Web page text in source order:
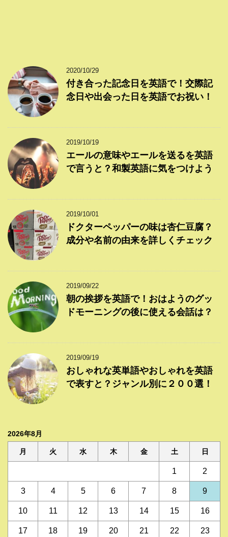
2020/10/29
付き合った記念日を英語で！交際記
念日や出会った日を英語でお祝い！
2019/10/19
エールの意味やエールを送るを英語
で言うと？和製英語に気をつけよう
2019/10/01
ドクターペッパーの味は杏仁豆腐？
成分や名前の由来を詳しくチェック
2019/09/22
朝の挨拶を英語で！おはようのグッ
ドモーニングの後に使える会話は？
2019/09/19
おしゃれな英単語やおしゃれを英語
で表すと？ジャンル別に２００選！
2026年8月
月 火 水 木 金 土 日
1 2
3 4 5 6 7 8 9
10 11 12 13 14 15 16
17 18 19 20 21 22 23